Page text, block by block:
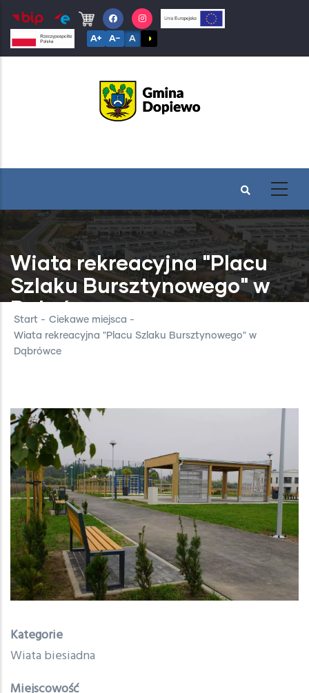
Przejdź
do
treści
A+ A− A ◑
Wiata rekreacyjna "Placu
Szlaku Bursztynowego" w
Dąbrówce
Start - Ciekawe miejsca -
Wiata rekreacyjna "Placu Szlaku Bursztynowego" w
Dąbrówce
Treść
Kategorie
Wiata biesiadna